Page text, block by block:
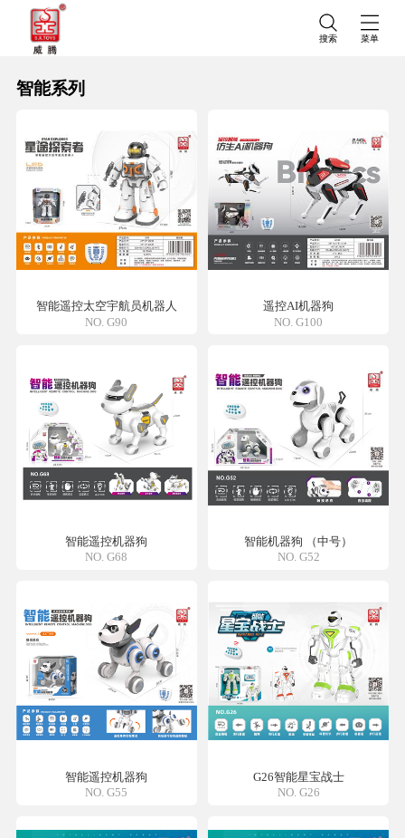
搜索 菜单
智能系列
智能遥控太空宇航员机器人
NO. G90
遥控AI机器狗
NO. G100
智能遥控机器狗
NO. G68
智能机器狗 （中号）
NO. G52
智能遥控机器狗
NO. G55
G26智能星宝战士
NO. G26